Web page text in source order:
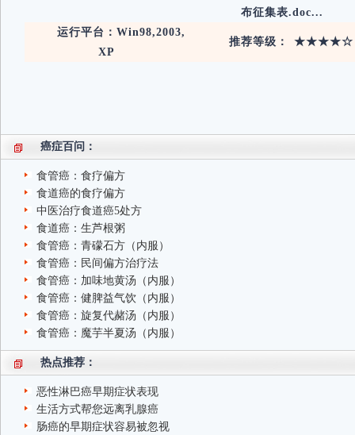
布征集表.doc...
运行平台：Win98,2003,
XP
推荐等级：
癌症百问：
食管癌：食疗偏方
食道癌的食疗偏方
中医治疗食道癌5处方
食道癌：生芦根粥
食管癌：青礞石方（内服）
食管癌：民间偏方治疗法
食管癌：加味地黄汤（内服）
食管癌：健脾益气饮（内服）
食管癌：旋复代赭汤（内服）
食管癌：魔芋半夏汤（内服）
热点推荐：
恶性淋巴癌早期症状表现
生活方式帮您远离乳腺癌
肠癌的早期症状容易被忽视